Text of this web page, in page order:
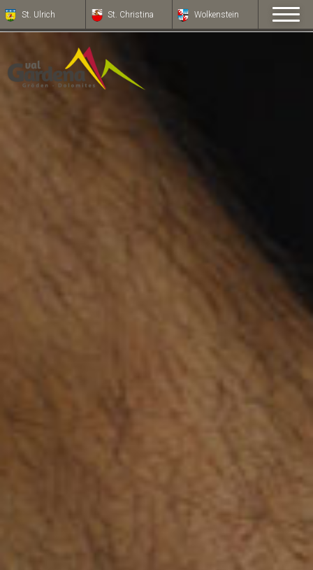
St. Ulrich St. Christina Wolkenstein